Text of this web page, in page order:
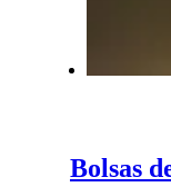
Bolsas